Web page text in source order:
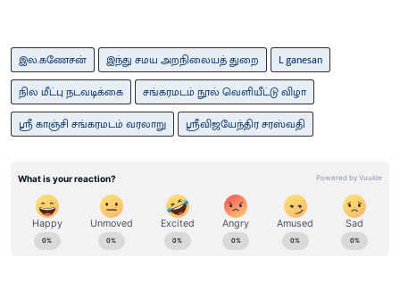
இல.கணேசன் இந்து சமய அறநிலையத் துறை
L ganesan
நில மீட்பு நடவடிக்கை
சங்கரமடம் நூல் வெளியீட்டு விழா
ஸ்ரீ காஞ்சி சங்கரமடம் வரலாறு
ஸ்ரீவிஜயேந்திர சரஸ்வதி